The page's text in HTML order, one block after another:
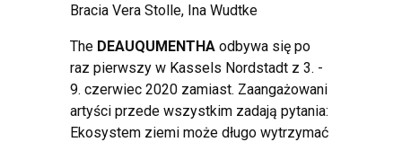
Bracia Vera Stolle, Ina Wudtke
The DEAUQUMENTHA odbywa się po
raz pierwszy w Kassels Nordstadt z 3. -
9. czerwiec 2020 zamiast. Zaangażowani
artyści przede wszystkim zadają pytania:
Ekosystem ziemi może długo wytrzymać